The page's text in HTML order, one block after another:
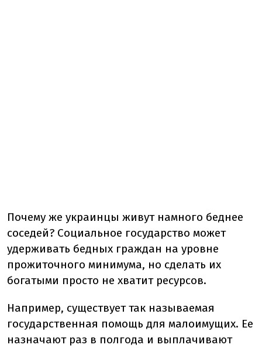
Почему же украинцы живут намного беднее
соседей? Социальное государство может
удерживать бедных граждан на уровне
прожиточного минимума, но сделать их
богатыми просто не хватит ресурсов.
Например, существует так называемая
государственная помощь для малоимущих. Ее
назначают раз в полгода и выплачивают